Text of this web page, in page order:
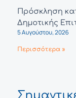
Πρόσκληση
Δημοτικής
5 Αυγούστου, 2026
Περισσότερα »